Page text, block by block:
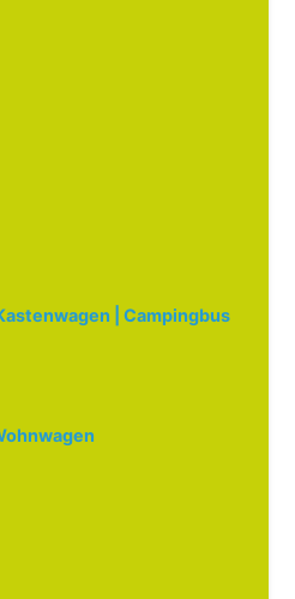
| Campingbus